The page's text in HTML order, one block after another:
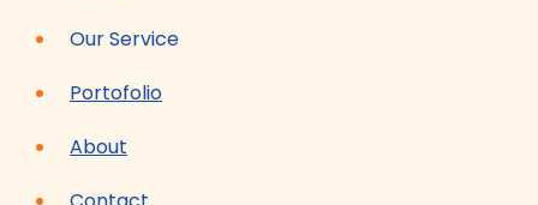
Our Service
Portofolio
About